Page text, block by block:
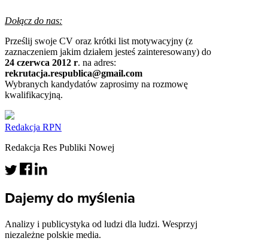
Dołącz do nas:
Prześlij swoje CV oraz krótki list motywacyjny (z
zaznaczeniem jakim działem jesteś zainteresowany) do
24 czerwca 2012 r. na adres:
rekrutacja.respublica@gmail.com
Wybranych kandydatów zaprosimy na rozmowę
kwalifikacyjną.
Redakcja RPN
Redakcja Res Publiki Nowej
Dajemy do myślenia
Analizy i publicystyka od ludzi dla ludzi. Wesprzyj
niezależne polskie media.